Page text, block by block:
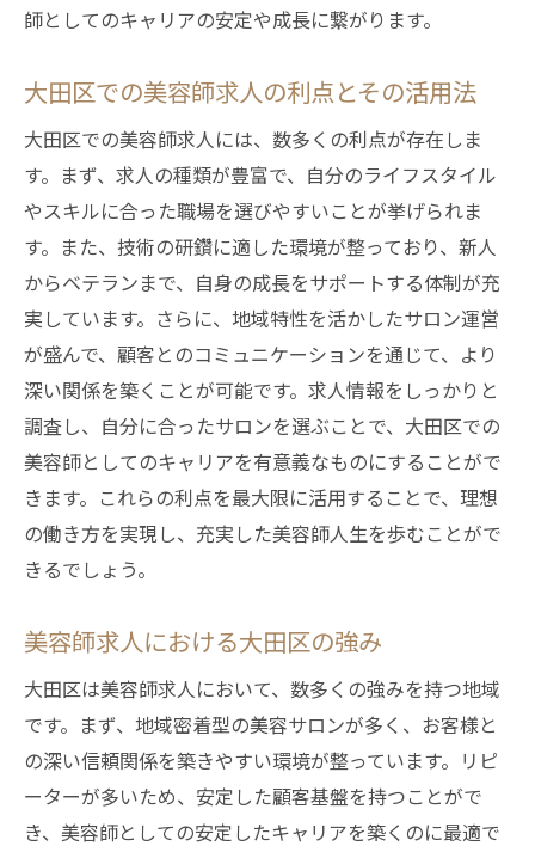
師としてのキャリアの安定や成長に繋がります。
大田区での美容師求人の利点とその活用法
大田区での美容師求人には、数多くの利点が存在しま
す。まず、求人の種類が豊富で、自分のライフスタイル
やスキルに合った職場を選びやすいことが挙げられま
す。また、技術の研鑽に適した環境が整っており、新人
からベテランまで、自身の成長をサポートする体制が充
実しています。さらに、地域特性を活かしたサロン運営
が盛んで、顧客とのコミュニケーションを通じて、より
深い関係を築くことが可能です。求人情報をしっかりと
調査し、自分に合ったサロンを選ぶことで、大田区での
美容師としてのキャリアを有意義なものにすることがで
きます。これらの利点を最大限に活用することで、理想
の働き方を実現し、充実した美容師人生を歩むことがで
きるでしょう。
美容師求人における大田区の強み
大田区は美容師求人において、数多くの強みを持つ地域
です。まず、地域密着型の美容サロンが多く、お客様と
の深い信頼関係を築きやすい環境が整っています。リピ
ーターが多いため、安定した顧客基盤を持つことがで
き、美容師としての安定したキャリアを築くのに最適で